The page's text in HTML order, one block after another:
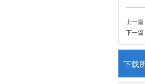
上一篇
下一篇
下载